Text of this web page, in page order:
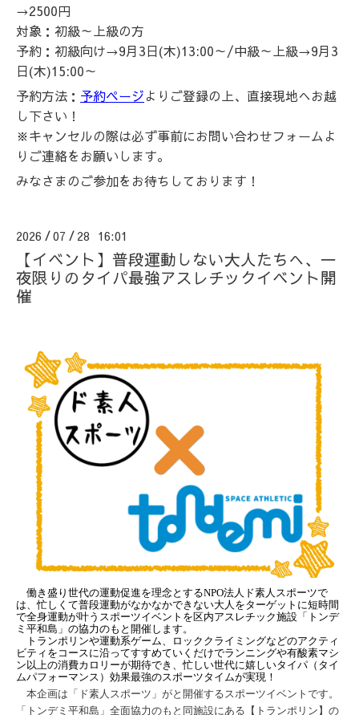
→2500円
対象：初級～上級の方
予約：初級向け→9月3日(木)13:00～/中級～上級→9月3
日(木)15:00～
予約方法： 予約ページよりご登録の上、直接現地へお越
し下さい！
※キャンセルの際は必ず事前にお問い合わせフォームよ
りご連絡をお願いします。
みなさまのご参加をお待ちしております！
2026 /07 / 28 16:01
【イベント】普段運動しない大人たちへ、一
夜限りのタイパ最強アスレチックイベント開
催
働き盛り世代の運動促進を理念とするNPO法人ド素人スポーツで
は、忙しくて普段運動がなかなかできない大人をターゲットに短時間
で全身運動が叶うスポーツイベントを区内アスレチック施設「トンデ
ミ平和島」の協力のもと開催します。
トランポリンや運動系ゲーム、ロッククライミングなどのアクティ
ビティをコースに沿ってすすめていくだけでランニングや有酸素マシ
ン以上の消費カロリーが期待でき、忙しい世代に嬉しいタイパ（タイ
ムパフォーマンス）効果最強のスポーツタイムが実現！
本企画は「ド素人スポーツ」がと開催するスポーツイベントです。
「トンデミ平和島」全面協力のもと同施設にある 【 トランポリン 】 の